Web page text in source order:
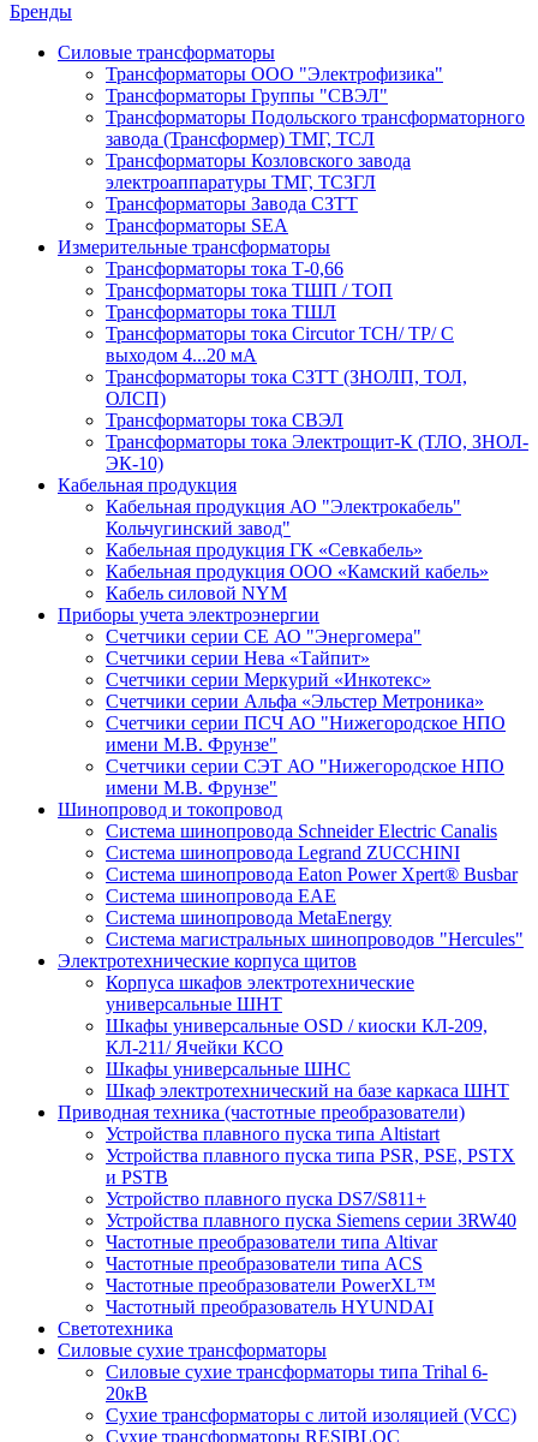
Бренды
Силовые трансформаторы
Трансформаторы ООО "Электрофизика"
Трансформаторы Группы "СВЭЛ"
Трансформаторы Подольского трансформаторного
завода (Трансформер) ТМГ, ТСЛ
Трансформаторы Козловского завода
электроаппаратуры ТМГ, ТСЗГЛ
Трансформаторы Завода СЗТТ
Трансформаторы SEA
Измерительные трансформаторы
Трансформаторы тока Т-0,66
Трансформаторы тока ТШП / ТОП
Трансформаторы тока ТШЛ
Трансформаторы тока Circutor TCH/ TP/ С
выходом 4...20 мА
Трансформаторы тока СЗТТ (ЗНОЛП, ТОЛ,
ОЛСП)
Трансформаторы тока СВЭЛ
Трансформаторы тока Электрощит-К (ТЛО, ЗНОЛ-
ЭК-10)
Кабельная продукция
Кабельная продукция АО "Электрокабель"
Кольчугинский завод"
Кабельная продукция ГК «Севкабель»
Кабельная продукция ООО «Камский кабель»
Кабель силовой NYM
Приборы учета электроэнергии
Счетчики серии СЕ АО "Энергомера"
Счетчики серии Нева «Тайпит»
Счетчики серии Меркурий «Инкотекс»
Счетчики серии Альфа «Эльстер Метроника»
Счетчики серии ПСЧ АО "Нижегородское НПО
имени М.В. Фрунзе"
Счетчики серии СЭТ АО "Нижегородское НПО
имени М.В. Фрунзе"
Шинопровод и токопровод
Система шинопровода Schneider Electric Canalis
Система шинопровода Legrand ZUCCHINI
Система шинопровода Eaton Power Xpert® Busbar
Система шинопровода EAE
Система шинопровода MetaEnergy
Система магистральных шинопроводов "Hercules"
Электротехнические корпуса щитов
Корпуса шкафов электротехнические
универсальные ШНТ
Шкафы универсальные OSD / киоски КЛ-209,
КЛ-211/ Ячейки КСО
Шкафы универсальные ШНС
Шкаф электротехнический на базе каркаса ШНТ
Приводная техника (частотные преобразователи)
Устройства плавного пуска типа Altistart
Устройства плавного пуска типа PSR, PSE, PSTX
и PSTB
Устройство плавного пуска DS7/S811+
Устройства плавного пуска Siemens серии 3RW40
Частотные преобразователи типа Altivar
Частотные преобразователи типа ACS
Частотные преобразователи PowerXL™
Частотный преобразователь HYUNDAI
Светотехника
Силовые сухие трансформаторы
Силовые сухие трансформаторы типа Trihal 6-
20кВ
Сухие трансформаторы с литой изоляцией (VCC)
Сухие трансформаторы RESIBLOC